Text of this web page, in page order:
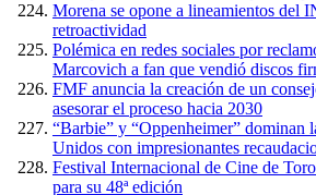
Morena se opone a lineamientos del
retroactividad
Polémica en redes sociales por
Marcovich a fan que vendió discos
FMF anuncia la creación de un
asesorar el proceso hacia 2030
“Barbie” y “Oppenheimer” dominan
Unidos con impresionantes
Festival Internacional de Cine de
para su 48ª edición